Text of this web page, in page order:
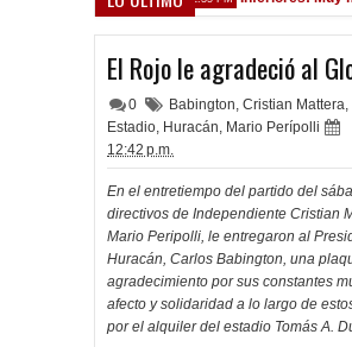
El Rojo le agradeció al
0 Babington, Cristian Mattera,
Estadio, Huracán, Mario Perípolli
12:42 p.m.
En el entretiempo del partido del
directivos de Independiente Cristian
Mario Peripolli, le entregaron al
Huracán, Carlos Babington, una
agradecimiento por sus constantes
afecto y solidaridad a lo largo de
por el alquiler del estadio Tomás A.